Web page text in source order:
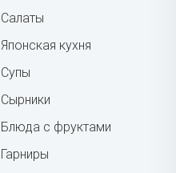
Салаты
Японская кухня
Супы
Сырники
Блюда с фруктами
Гарниры